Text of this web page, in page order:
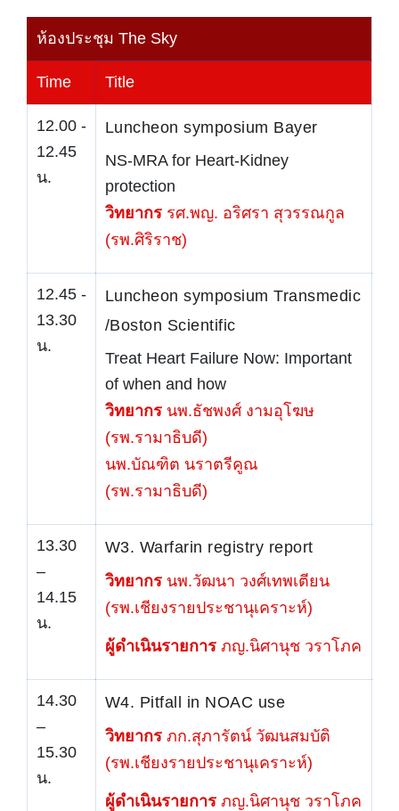
ห้องประชุม The Sky
Time Title
12.00 -
12.45
น.
Luncheon symposium Bayer
NS-MRA for Heart-Kidney
protection
วิทยากร รศ.พญ. อริศรา สุวรรณกูล
(รพ.ศิริราช)
12.45 -
13.30
น.
Luncheon symposium Transmedic
/Boston Scientific
Treat Heart Failure Now: Important
of when and how
วิทยากร นพ.ธัชพงศ์ งามอุโฆษ
(รพ.รามาธิบดี)
นพ.บัณฑิต นราตรีคูณ
(รพ.รามาธิบดี)
13.30
–
14.15
น.
W3. Warfarin registry report
วิทยากร นพ.วัฒนา วงศ์เทพเตียน
(รพ.เชียงรายประชานุเคราะห์)
ผู้ดำเนินรายการภญ.นิศานุช วราโภค
14.30
–
15.30
น.
W4. Pitfall in NOAC use
วิทยากร ภก.สุภารัตน์ วัฒนสมบัติ
(รพ.เชียงรายประชานุเคราะห์)
ผู้ดำเนินรายการภญ.นิศานุช วราโภค